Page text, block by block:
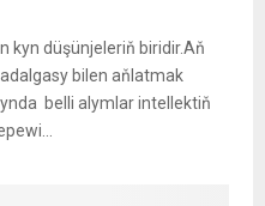
kyn düşünjeleriň biridir.Aň
bilen aňlatmak
belli alymlar intellektiň